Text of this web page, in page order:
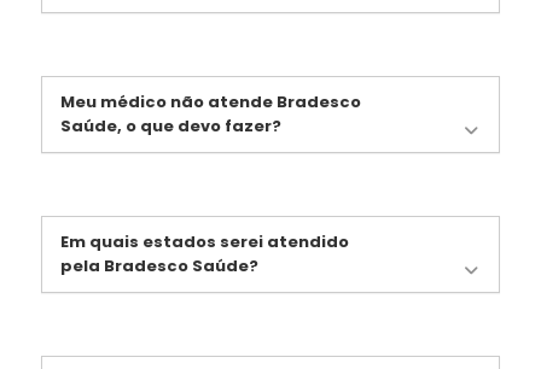
Meu médico não atende Bradesco
Saúde, o que devo fazer?
Em quais estados serei atendido
pela Bradesco Saúde?